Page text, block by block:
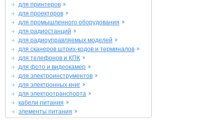
для принтеров
для проекторов
для промышленного оборудования
для радиостанций
для радиоуправляемых моделей
для сканеров штрих-кодов и терминалов
для телефонов и КПК
для фото и видеокамер
для электроинструментов
для электронных книг
для электротранспорта
кабели питания
элементы питания